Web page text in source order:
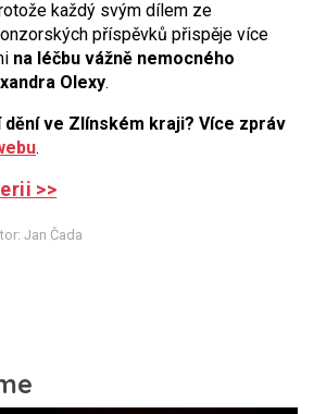
každý svým dílem ze
příspěvků přispěje více
na léčbu vážně nemocného
Olexy.
dění ve Zlínském kraji? Více zpráv
.
>>
Jan Čada